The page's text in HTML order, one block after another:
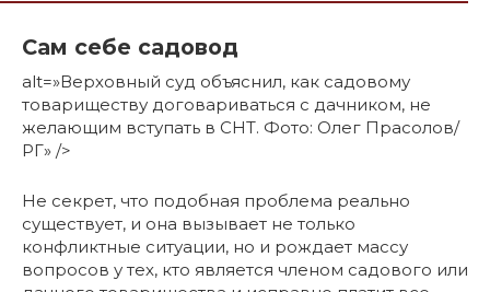
Сам себе садовод
alt=»Верховный суд объяснил, как садовому
товариществу договариваться с дачником, не
желающим вступать в СНТ. Фото: Олег Прасолов/
РГ» />
Не секрет, что подобная проблема реально
существует, и она вызывает не только
конфликтные ситуации, но и рождает массу
вопросов у тех, кто является членом садового или